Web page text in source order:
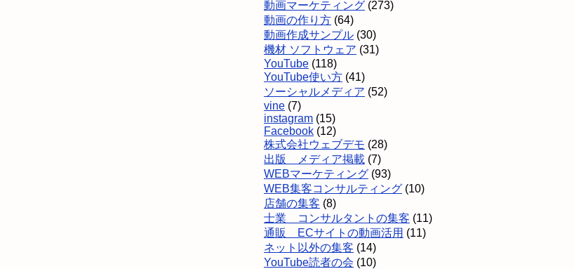
動画マーケティング (273)
動画の作り方 (64)
動画作成サンプル (30)
機材 ソフトウェア (31)
YouTube (118)
YouTube使い方 (41)
ソーシャルメディア (52)
vine (7)
instagram (15)
Facebook (12)
株式会社ウェブデモ (28)
出版 メディア掲載 (7)
WEBマーケティング (93)
WEB集客コンサルティング (10)
店舗の集客 (8)
士業 コンサルタントの集客 (11)
通販 ECサイトの動画活用 (11)
ネット以外の集客 (14)
YouTube読者の会 (10)